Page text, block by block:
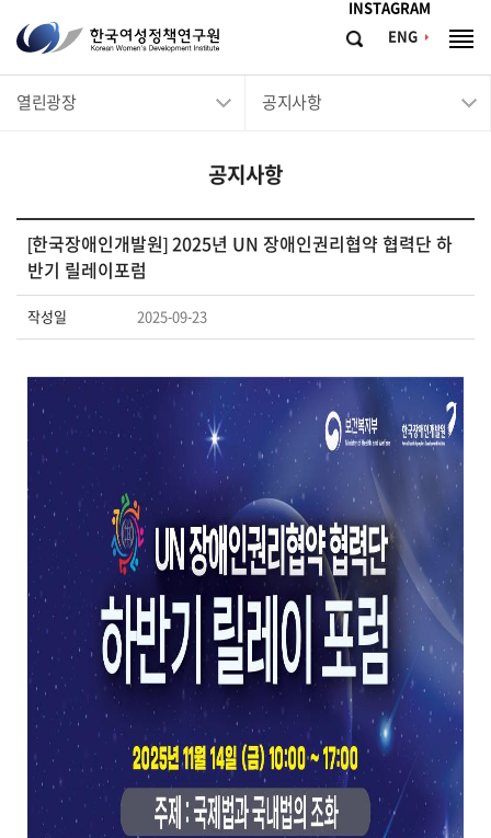
INSTAGRAM
ENG
한
국
여
연
구
원
Korean
Women's
Development
Institute
검
체
열린광장 공지사항
공지사항
[한국장애인개발원] 2025년 UN 장애인권리협약 협력단 하
반기 릴레이포럼
작성일 2025-09-23